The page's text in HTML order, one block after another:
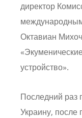
директор
Октавиан
устройство».
Последний раз
Украину, после